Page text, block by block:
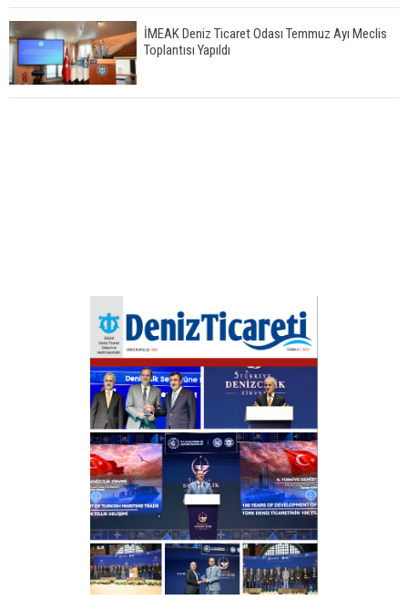
İMEAK Deniz Ticaret Odası Temmuz Ayı Meclis
Toplantısı Yapıldı